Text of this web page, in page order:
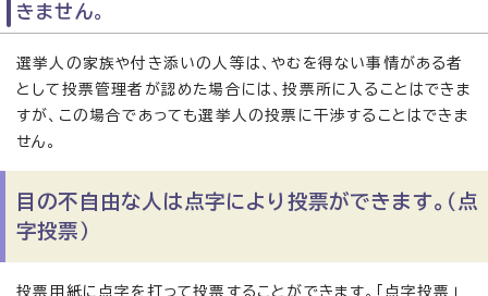
きません。
選挙人の家族や付き添いの人等は、やむを得ない事情がある者
として投票管理者が認めた場合には、投票所に入ることはできま
すが、この場合であっても選挙人の投票に干渉することはできま
せん。
目の不自由な人は点字により投票ができます。（点
字投票）
投票用紙に点字を打って投票することができます。「点字投票」